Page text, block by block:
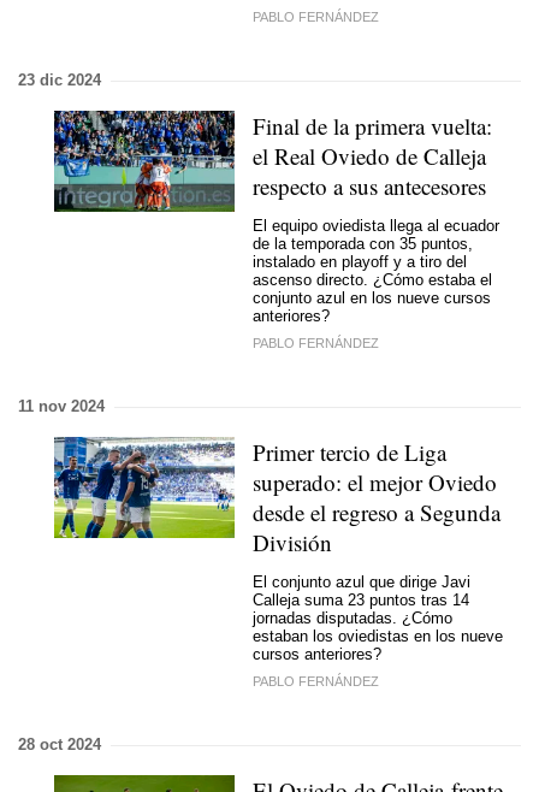
PABLO FERNÁNDEZ
23 dic 2024
Final de la primera vuelta:
el Real Oviedo de Calleja
respecto a sus antecesores
El equipo oviedista llega al ecuador
de la temporada con 35 puntos,
instalado en playoff y a tiro del
ascenso directo. ¿Cómo estaba el
conjunto azul en los nueve cursos
anteriores?
PABLO FERNÁNDEZ
11 nov 2024
Primer tercio de Liga
superado: el mejor Oviedo
desde el regreso a Segunda
División
El conjunto azul que dirige Javi
Calleja suma 23 puntos tras 14
jornadas disputadas. ¿Cómo
estaban los oviedistas en los nueve
cursos anteriores?
PABLO FERNÁNDEZ
28 oct 2024